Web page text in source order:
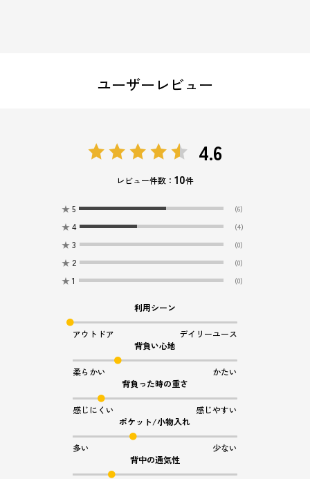
ユーザーレビュー
4.6
レビュー件数： 10件
★ 5 (6)
★ 4 (4)
★ 3 (0)
★ 2 (0)
★ 1 (0)
利用シーン
アウトドア
デイリーユース
背負い心地
柔らかい
かたい
背負った時の重さ
感じにくい
感じやすい
ポケット/小物入れ
多い
少ない
背中の通気性